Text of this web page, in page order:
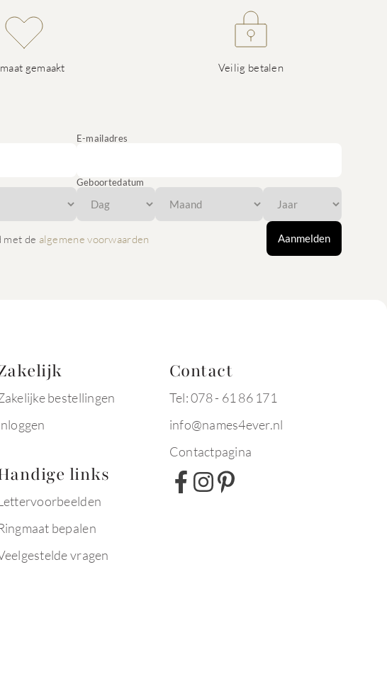
gemaakt Veilig betalen
E-mailadres
Geboortedatum
met de algemene voorwaarden Aanmelden
bestellingen
links
bepalen
vragen
Contact
Tel: 078 - 61 86 171
info@names4ever.nl
Contactpagina